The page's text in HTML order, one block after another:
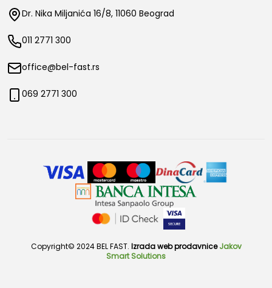
Dr. Nika Miljanića 16/8, 11060 Beograd
011 2771 300
office@bel-fast.rs
069 2771 300
Copyright© 2024 BEL FAST. Izrada web prodavnice Jakov
Smart Solutions